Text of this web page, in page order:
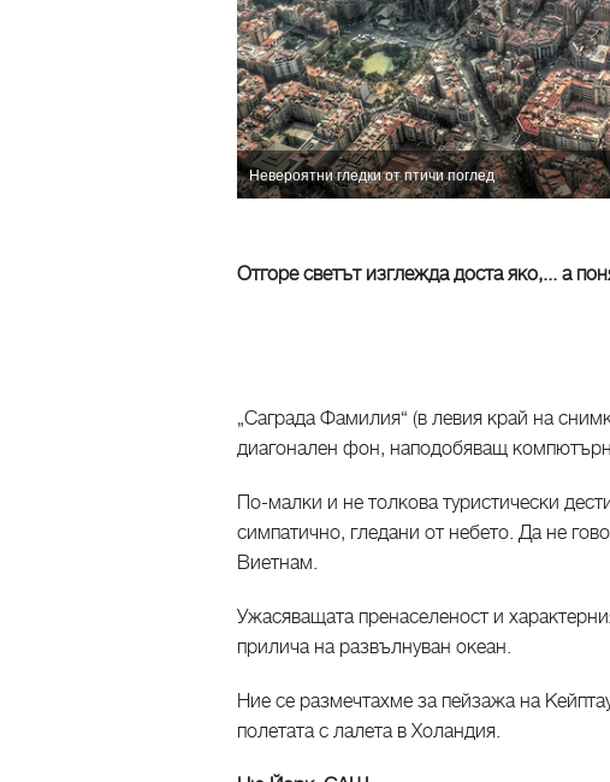
Невероятни гледки от птичи поглед
Отгоре светът изглежда доста яко,... а
„Саграда Фамилия“ (в левия край на
диагонален фон, наподобяващ
По-малки и не толкова туристически
симпатично, гледани от небето. Да не
Виетнам.
Ужасяващата пренаселеност и
прилича на развълнуван океан.
Ние се размечтахме за пейзажа на
полетата с лалета в Холандия.